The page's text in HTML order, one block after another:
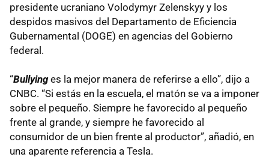
presidente ucraniano Volodymyr Zelenskyy y los
despidos masivos del Departamento de Eficiencia
Gubernamental (DOGE) en agencias del Gobierno
federal.
“Bullyinges la mejor manera de referirse a ello”, dijo a
CNBC. “Si estás en la escuela, el matón se va a imponer
sobre el pequeño. Siempre he favorecido al pequeño
frente al grande, y siempre he favorecido al
consumidor de un bien frente al productor”, añadió, en
una aparente referencia a Tesla.